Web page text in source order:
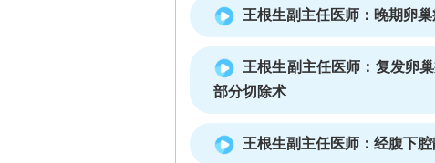
王根生副主任医师：晚期卵
王根生副主任医师：复发卵
部分切除术
王根生副主任医师：经腹下